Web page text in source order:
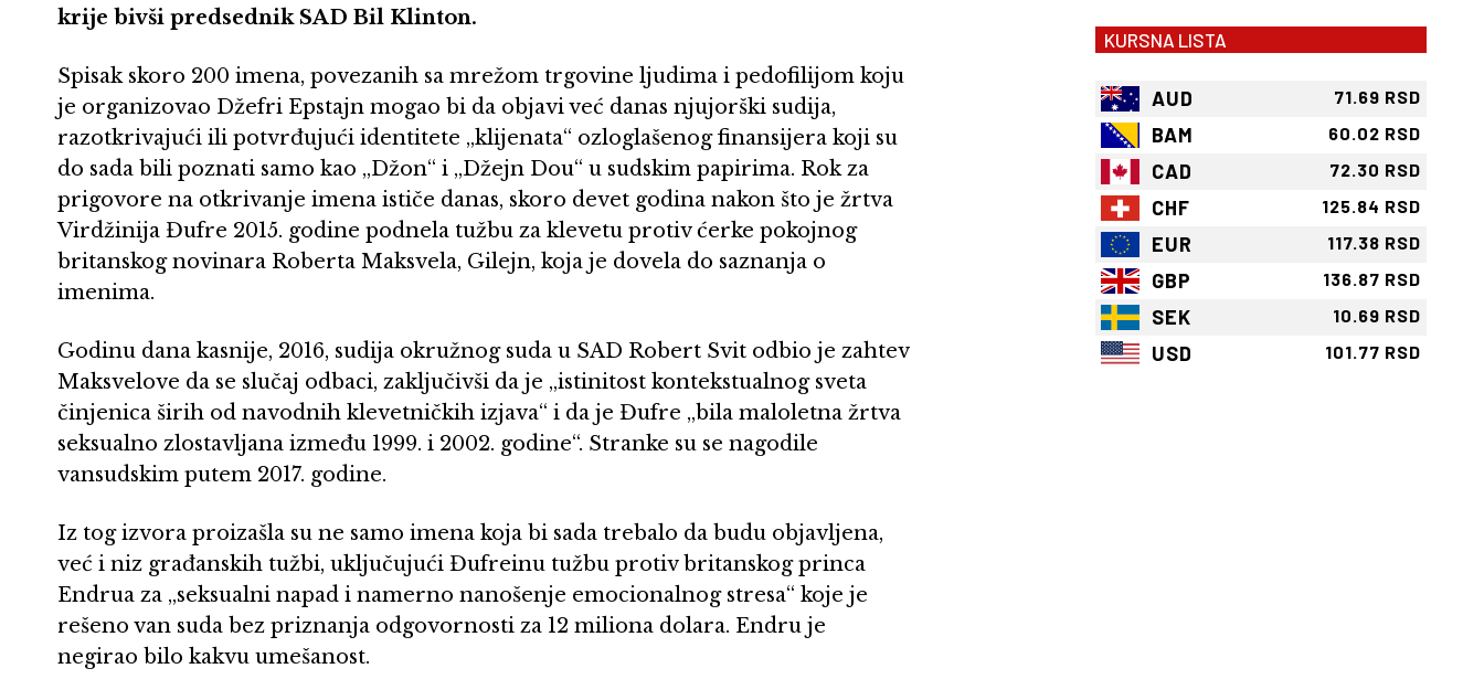
krije bivši predsednik SAD Bil Klinton.
Spisak skoro 200 imena, povezanih sa mrežom trgovine ljudima i pedofilijom koju
je organizovao Džefri Epstajn mogao bi da objavi već danas njujorški sudija,
razotkrivajući ili potvrđujući identitete „klijenata“ ozloglašenog finansijera koji su
do sada bili poznati samo kao „Džon“ i „Džejn Dou“ u sudskim papirima. Rok za
prigovore na otkrivanje imena ističe danas, skoro devet godina nakon što je žrtva
Virdžinija Đufre 2015. godine podnela tužbu za klevetu protiv ćerke pokojnog
britanskog novinara Roberta Maksvela, Gilejn, koja je dovela do saznanja o
imenima.
Godinu dana kasnije, 2016, sudija okružnog suda u SAD Robert Svit odbio je zahtev
Maksvelove da se slučaj odbaci, zaključivši da je „istinitost kontekstualnog sveta
činjenica širih od navodnih klevetničkih izjava“ i da je Đufre „bila maloletna žrtva
seksualno zlostavljana između 1999. i 2002. godine“. Stranke su se nagodile
vansudskim putem 2017. godine.
Iz tog izvora proizašla su ne samo imena koja bi sada trebalo da budu objavljena,
već i niz građanskih tužbi, uključujući Đufreinu tužbu protiv britanskog princa
Endrua za „seksualni napad i namerno nanošenje emocionalnog stresa“ koje je
rešeno van suda bez priznanja odgovornosti za 12 miliona dolara. Endru je
negirao bilo kakvu umešanost.
KURSNA LISTA
AUD 71.69 RSD
BAM 60.02 RSD
CAD 72.30 RSD
CHF 125.84 RSD
EUR 117.38 RSD
GBP 136.87 RSD
SEK 10.69 RSD
USD 101.77 RSD